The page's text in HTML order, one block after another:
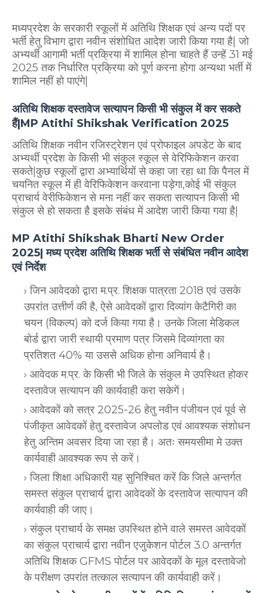
मध्यप्रदेश के सरकारी स्कूलों में अतिथि शिक्षक एवं अन्य पदों पर
भर्ती हेतु विभाग द्वारा नवीन संशोधित आदेश जारी किया गया है| जो
अभ्यर्थी आगामी भर्ती प्रक्रिया में शामिल होना चाहते हैं उन्हें 31 मई
2025 तक निर्धारित प्रक्रिया को पूर्ण करना होगा अन्यथा भर्ती में
शामिल नहीं हो पाएंगे|
अतिथि शिक्षक दस्तावेज सत्यापन किसी भी संकुल में कर सकते
हैं|MP Atithi Shikshak Verification 2025
अतिथि शिक्षक नवीन रजिस्ट्रेशन एवं प्रोफाइल अपडेट के बाद
अभ्यर्थी प्रदेश के किसी भी संकुल स्कूल से वेरिफिकेशन करवा
सकते|कुछ स्कूलों द्वारा अभ्यार्थियों से कहा जा रहा था कि पैनल में
चयनित स्कूल में ही वेरिफिकेशन करवाना पड़ेगा,कोई भी संकुल
प्राचार्य वेरीफिकेशन से मना नहीं कर सकता सत्यापन किसी भी
संकुल से हो सकता है इसके संबंध में आदेश जारी किया गया है|
MP Atithi Shikshak Bharti New Order
2025| मध्य प्रदेश अतिथि शिक्षक भर्ती से संबंधित नवीन आदेश
एवं निर्देश
जिन आवेदको द्वारा म.प्र. शिक्षक पात्रता 2018 एवं उसके
उपरांत उत्तीर्ण की है, ऐसे आवेदकों द्वारा दिव्यांग केटैगिरी का
चयन (विकल्प) को दर्ज किया गया है। उनके जिला मेडिकल
बोर्ड द्वारा जारी स्थायी प्रमाण पत्र जिसमे दिव्यांगता का
प्रतिशत 40% या उससे अधिक होना अनिवार्य है।
आवेदक म.प्र. के किसी भी जिले के संकुल मे उपस्थित होकर
दस्तावेज सत्यापन की कार्यवाही करा सकेगें।
आवेदकों को सत्र 2025-26 हेतु नवीन पंजीयन एवं पूर्व से
पंजीकृत आवेदकों हेतु दस्तावेज अपलोड एवं आवश्यक संशोधन
हेतु अन्तिम अवसर दिया जा रहा है। अतः समयसीमा मे उक्त
कार्यवाही आवश्यक रूप से करें।
जिला शिक्षा अधिकारी यह सुनिश्चित करें कि जिले अन्तर्गत
समस्त संकुल प्राचार्य द्वारा आवेदकों के दस्तावेज सत्यापन की
कार्यवाही की जाए।
संकुल प्राचार्य के समक्ष उपस्थित होने वाले समस्त आवेदकों
का संकुल प्राचार्य द्वारा नवीन एजुकेशन पोर्टल 3.0 अन्तर्गत
अतिथि शिक्षक GFMS पोर्टल पर आवेदकों के मूल दस्तावेजो
के परीक्षण उपरांत तत्काल सत्यापन की कार्यवाही करें।